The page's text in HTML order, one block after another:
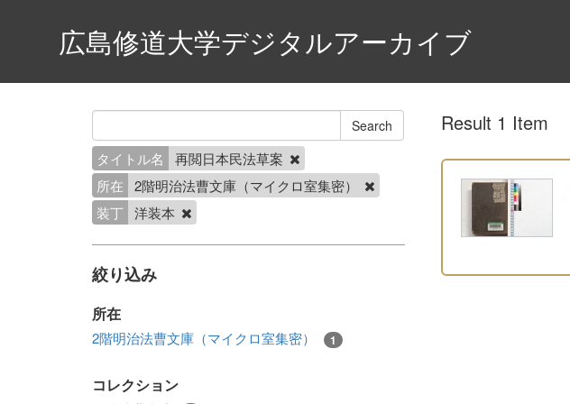
広島修道大学デジタルアーカイブ
タイトル名
再閲日本民法草案
所在
2階明治法曹文庫（マイクロ室集密）
装丁 洋装本
絞り込み
所在
2階明治法曹文庫（マイクロ室集密） 1
コレクション
Result 1 Item